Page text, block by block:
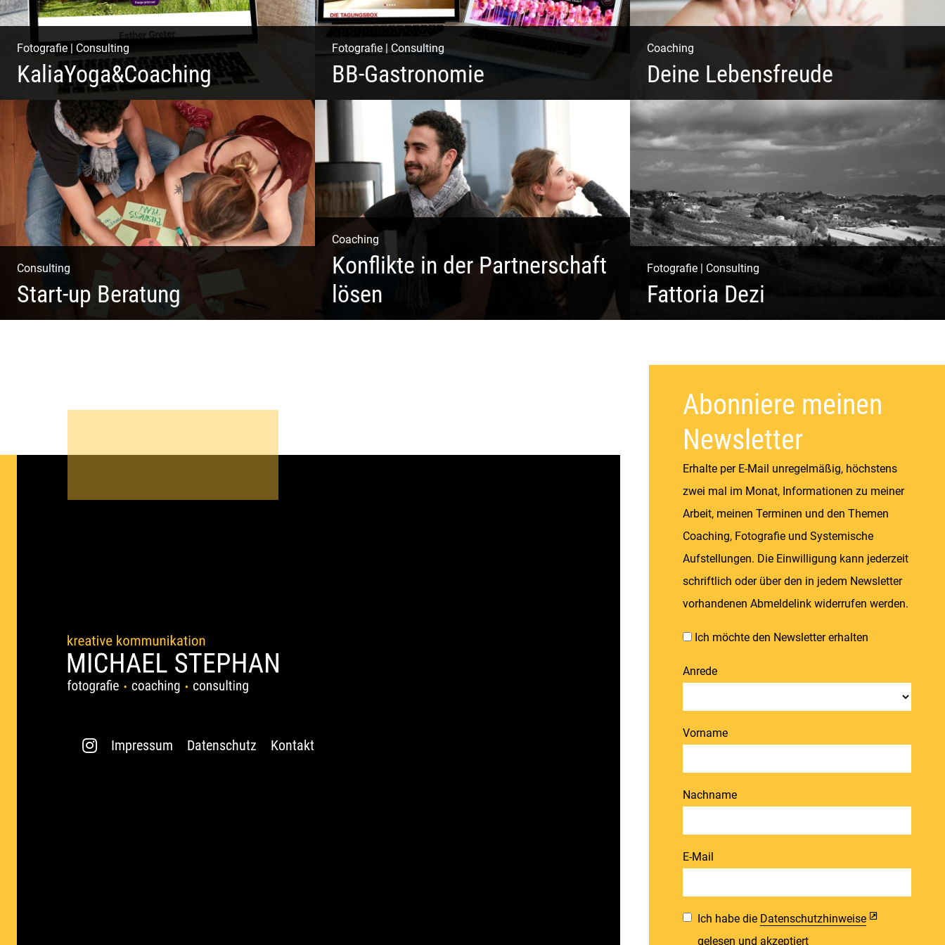
Fotografie | Consulting
KaliaYoga&Coaching
Pint- & Webdesign, Fotografie & Corporate-Design
Fotografie| Consulting
BB-Gastronomie
Fotografie, Marketing & Design
Coaching
Deine Lebensfreude
Einzel Coaching – Wir erobern DEIN Leben zurück
Consulting
Start-up Beratung
Coaching
Konflikte in der Partnerschaft
lösen
Fotografie| Consulting
Fattoria Dezi
Abonniere meinen
Newsletter
Erhalte per E-Mail unregelmäßig, höchstens
zwei mal im Monat, Informationen zu meiner
Arbeit, meinen Terminen und den Themen
Coaching, Fotografie und Systemische
Aufstellungen. Die Einwilligung kann jederzeit
schriftlich oder über den in jedem Newsletter
vorhandenen Abmeldelink widerrufen werden.
Ich möchte den Newsletter erhalten
Anrede
Vorname
Nachname
E-Mail
Ich habe die Datenschutzhinweise
gelesen und akzeptiert
Impressum Datenschutz Kontakt